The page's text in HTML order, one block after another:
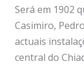
Será em 1902
Casimiro,
actuais
central do